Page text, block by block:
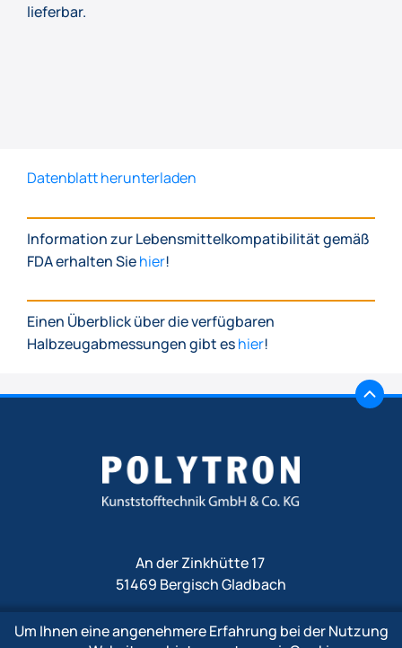
lieferbar.
Datenblatt herunterladen
Information zur Lebensmittelkompatibilität gemäß
FDA erhalten Siehier!
Einen Überblick über die verfügbaren
Halbzeugabmessungen gibt eshier!
An der Zinkhütte 17
51469 Bergisch Gladbach
Fon+49 2202 1009 0
Um Ihnen eine angenehmere Erfahrung bei der Nutzung